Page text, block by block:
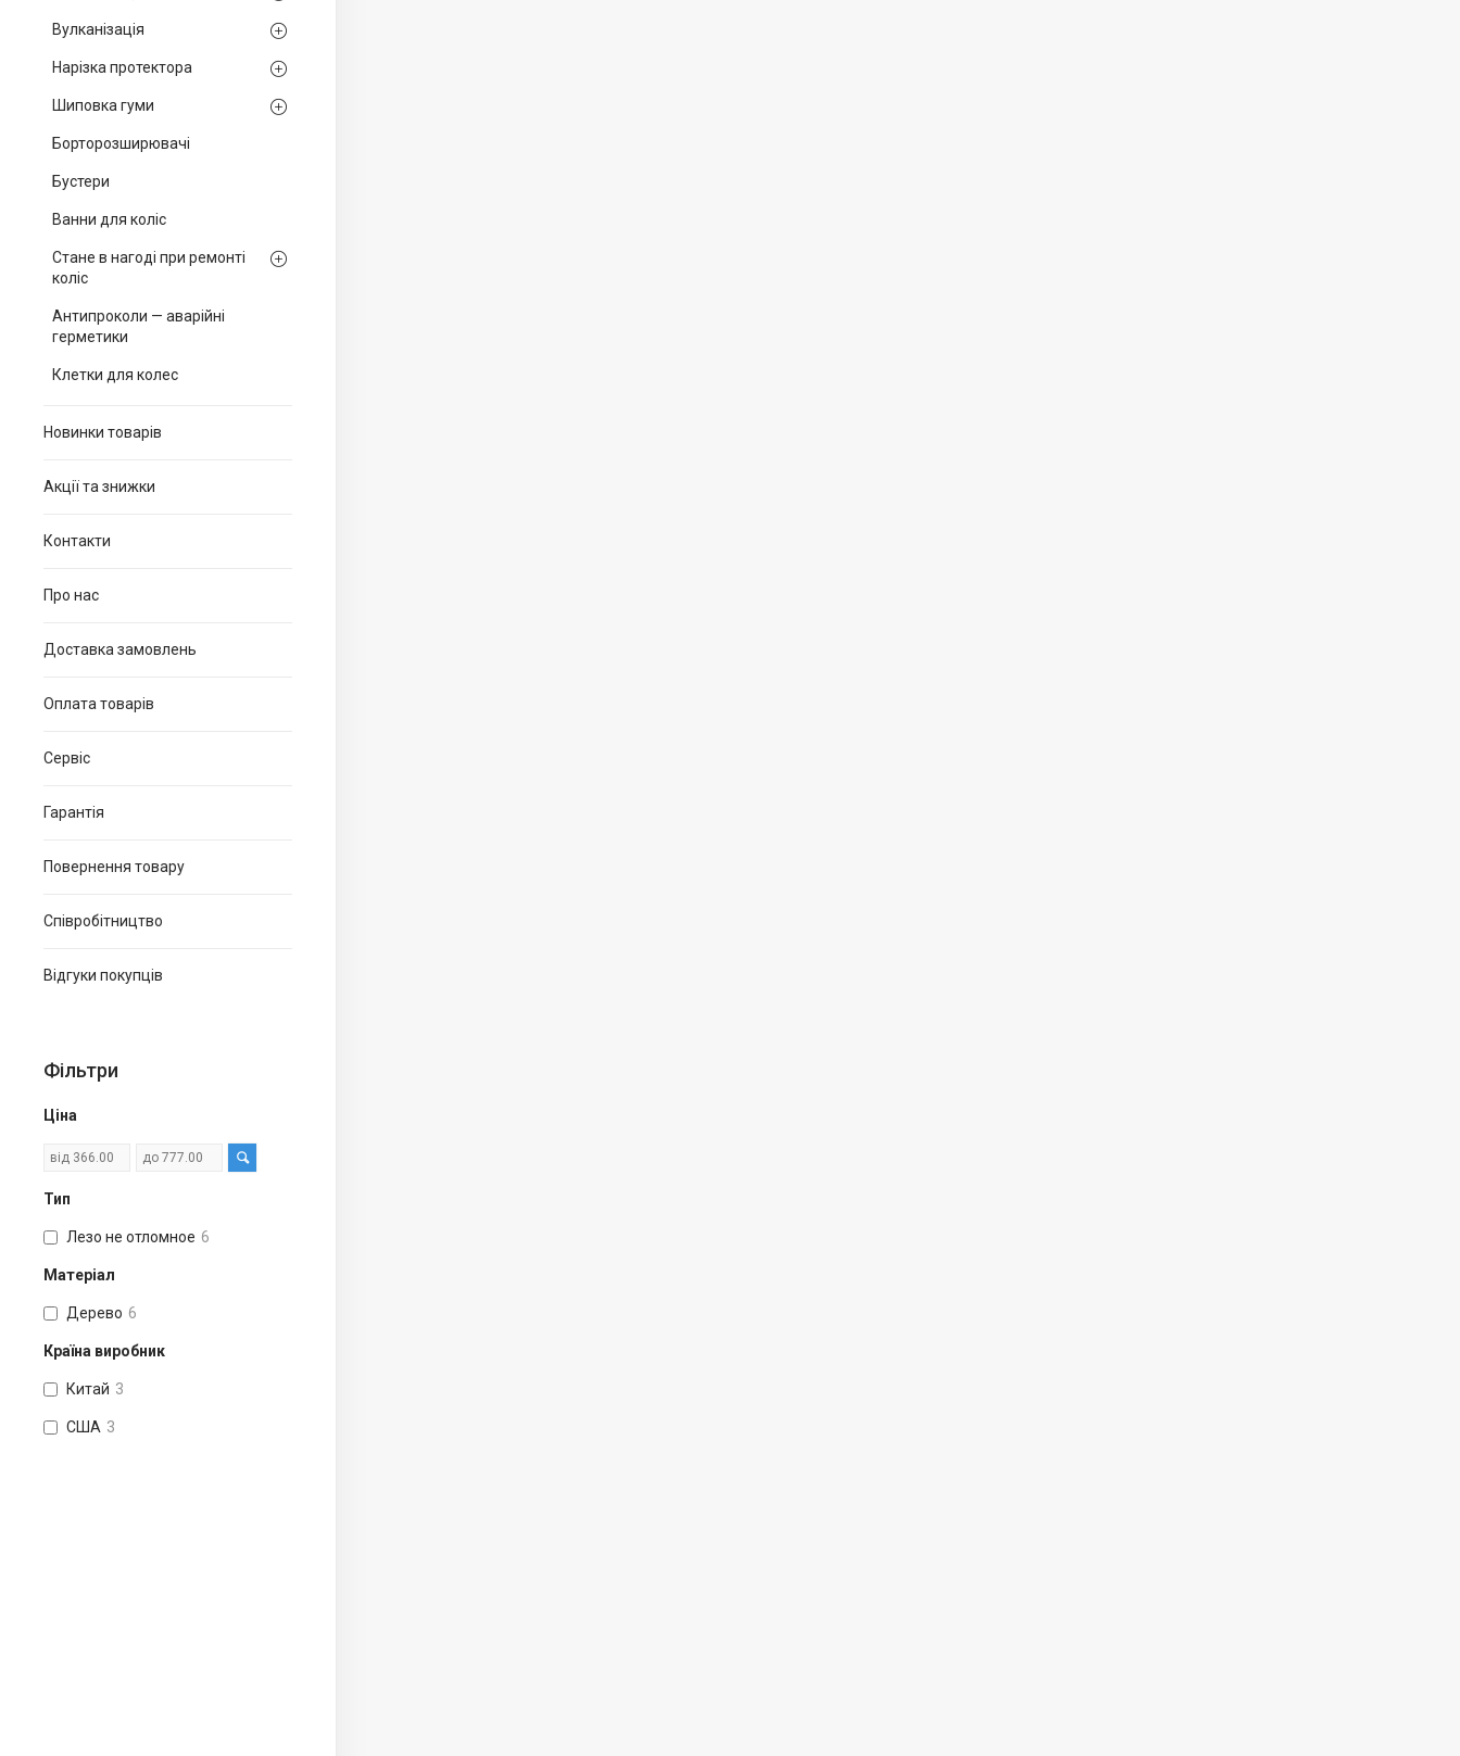
Вулканізація
Нарізка протектора
Шиповка гуми
Борторозширювачі
Бустери
Ванни для коліс
Стане в нагоді при ремонті
коліс
Антипроколи — аварійні
герметики
Клетки для колес
Новинки товарів
Акції та знижки
Контакти
Про нас
Доставка замовлень
Оплата товарів
Сервіс
Гарантія
Повернення товару
Співробітництво
Відгуки покупців
Фільтри
Ціна
Тип
Лезо не отломное 6
Матеріал
Дерево 6
Країна виробник
Китай 3
США 3